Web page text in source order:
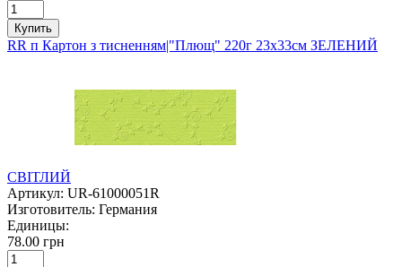
Купить
RR п Картон з тисненням|"Плющ" 220г 23х33см ЗЕЛЕНИЙ
СВІТЛИЙ
Артикул: UR-61000051R
Изготовитель: Германия
Единицы:
78.00 грн